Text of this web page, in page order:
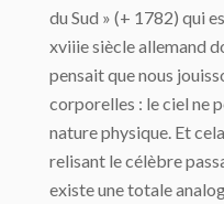
du Sud » (+ 1782) qui
xviiie siècle allemand
pensait que nous
corporelles : le ciel ne
nature physique. Et
relisant le célèbre
existe une totale